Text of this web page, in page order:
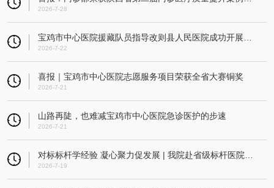
2026-7-28
2026-7-22
喜报｜宝鸡市中心医院志愿服务项目荣获全省大赛铜奖
2026-7-21
山路再陡，也难减宝鸡市中心医院急诊医护的步速
2026-7-21
2026-7-19